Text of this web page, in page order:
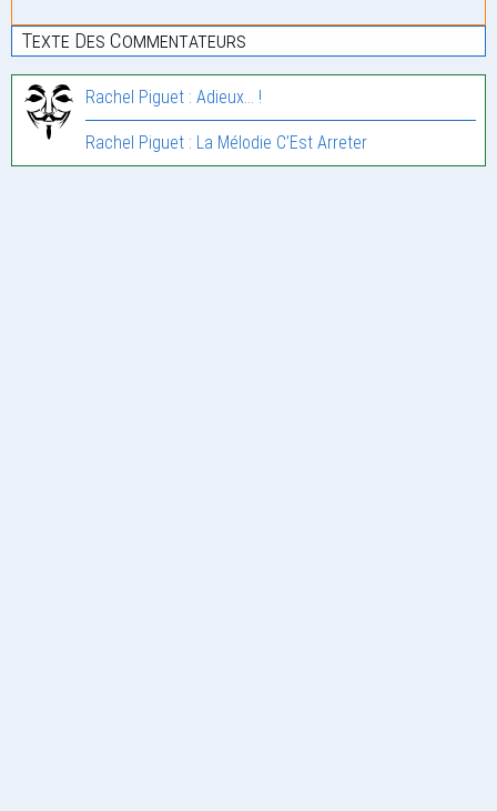
Texte Des Commentateurs
Rachel Piguet : Adieux… !
Rachel Piguet : La Mélodie C’Est Arreter